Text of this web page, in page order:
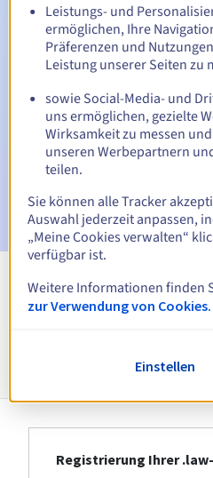
Automatische
Warn-E-Mails:
60, 30, 15, 7 und
Ablaufdatum
E-Mail am Ablaufdatumzur
Sperrung des Domainnamens
Benachrichtigung über die
Alle Endungen
Registrierung Ihrer
Leistungs- und
ermöglichen, Ihre
Präferenzen und
Leistung unserer Seiten zu
sowie Social-Media- und
uns ermöglichen, gezielte
Wirksamkeit zu messen
unseren Werbepartnern
teilen.
Sie können alle Tracker
Auswahl jederzeit anpassen,
„Meine Cookies verwalten“
verfügbar ist.
Weitere Informationen finden
zur Verwendung von Cookies.
Einstellen